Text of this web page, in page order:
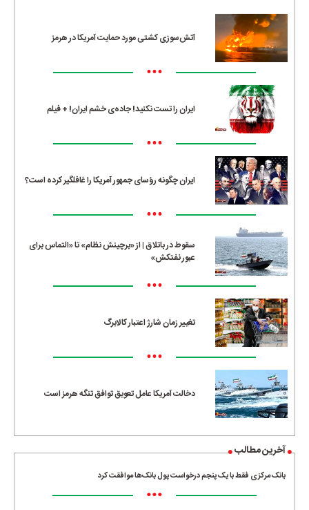
آتش‌سوزی کشتی مورد حمایت آمریکا در هرمز
•••
ایران را تست نکنید! جاده‌ی خشم ایران! + فیلم
•••
ایران چگونه رؤسای جمهور آمریکا را غافلگیر کرده است؟
•••
سقوط در باتلاق | از «برچینش نظام» تا «التماس برای
عبور نفتکش»
•••
تغییر زمان شارژ اعتبار کالابرگ
•••
دخالت آمریکا عامل تعویق توافق تنگه هرمز است
آخرین مطالب
بانک مرکزی فقط با یک‌ پنجم درخواست پول بانک‌ها موافقت کرد
•••